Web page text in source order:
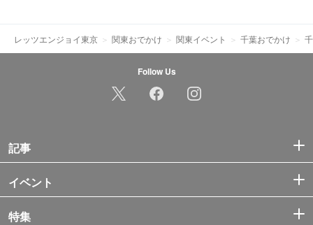
レッツエンジョイ東京 関東おでかけ 関東イベント 千葉おでかけ
Follow Us
記事
イベント
特集